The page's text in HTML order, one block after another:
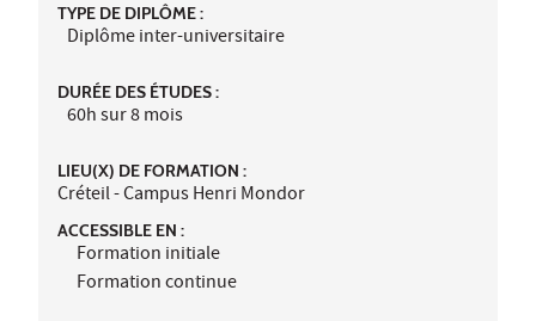
TYPE DE DIPLÔME :
Diplôme inter-universitaire
DURÉE DES ÉTUDES :
60h sur 8 mois
LIEU(X) DE FORMATION :
Créteil - Campus Henri Mondor
ACCESSIBLE EN :
Formation initiale
Formation continue